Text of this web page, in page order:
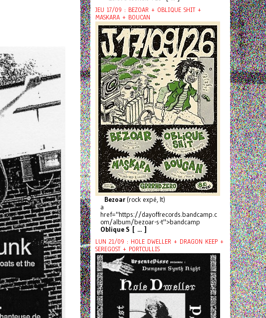
JEU 17/09 : BEZOAR + OBLIQUE SHIT +
MASKARA + BOUCAN
Bezoar (rock expé, It)
a
href="https://dayoffrecords.bandcamp.c
om/album/bezoar-s-t">bandcamp
Oblique S [ ... ]
LUN 21/09 : HOLE DWELLER + DRAGON KEEP +
SEREGOST + PORTCULLIS